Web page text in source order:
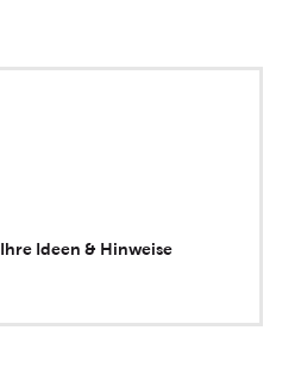
Ihre Ideen & Hinweise